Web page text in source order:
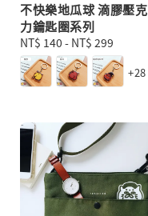
不快樂地瓜球 滴膠壓克
力鑰匙圈系列
Regular
price
NT$ 140 - NT$ 299
+28